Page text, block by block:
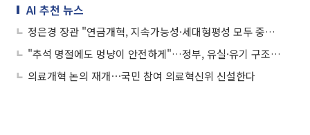
AI 추천 뉴스
정은경 장관 "연금개혁, 지속가능성·세대형평성 모두 중요한 주제"
"추석 명절에도 멍냥이 안전하게"…정부, 유실·유기 구조·진료 지원
의료개혁 논의 재개⋯국민 참여 의료혁신위 신설한다